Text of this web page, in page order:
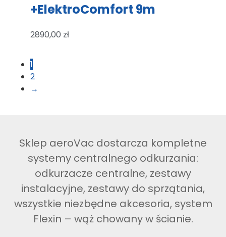
+ElektroComfort 9m
2890,00 zł
1
2
→
Sklep aeroVac dostarcza kompletne
systemy centralnego odkurzania:
odkurzacze centralne, zestawy
instalacyjne, zestawy do sprzątania,
wszystkie niezbędne akcesoria, system
Flexin – wąż chowany w ścianie.